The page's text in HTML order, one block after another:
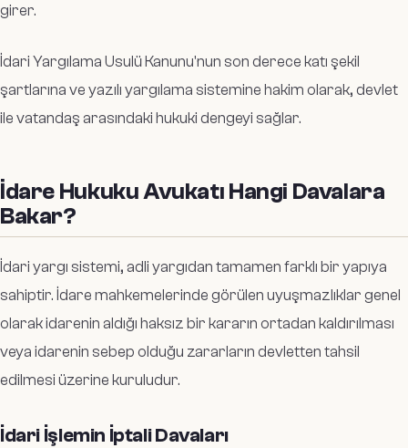
girer.
İdari Yargılama Usulü Kanunu'nun son derece katı şekil
şartlarına ve yazılı yargılama sistemine hakim olarak, devlet
ile vatandaş arasındaki hukuki dengeyi sağlar.
İdare Hukuku Avukatı Hangi Davalara
Bakar?
İdari yargı sistemi, adli yargıdan tamamen farklı bir yapıya
sahiptir. İdare mahkemelerinde görülen uyuşmazlıklar genel
olarak idarenin aldığı haksız bir kararın ortadan kaldırılması
veya idarenin sebep olduğu zararların devletten tahsil
edilmesi üzerine kuruludur.
İdari İşlemin İptali Davaları